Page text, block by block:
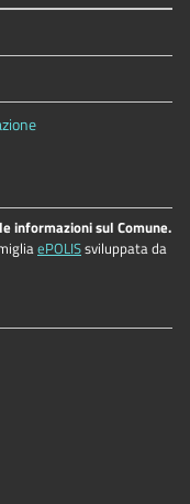
informazioni sul Comune.
ePOLISsviluppata da